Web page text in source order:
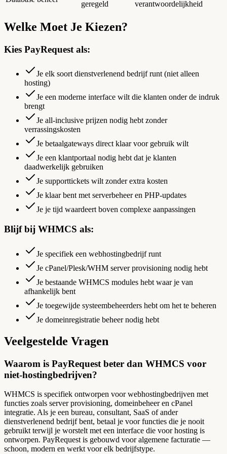
geregeld
verantwoordelijkheid
Welke Moet Je Kiezen?
Kies PayRequest als:
Je elk soort dienstverlenend bedrijf runt (niet alleen
hosting)
Je een moderne interface wilt die klanten onder de indruk
brengt
Je all-inclusive prijzen nodig hebt zonder
verrassingskosten
Je betaalgateways direct klaar voor gebruik wilt
Je een klantportaal nodig hebt dat je klanten
daadwerkelijk gebruiken
Je supporttickets wilt zonder extra kosten
Je klaar bent met serverbeheer en PHP-updates
Je je tijd waardeert boven complexe aanpassingen
Blijf bij WHMCS als:
Je specifiek een webhostingbedrijf runt
Je cPanel/Plesk/WHM server provisioning nodig hebt
Je bestaande WHMCS modules hebt waar je van
afhankelijk bent
Je toegewijde systeembeheerders hebt om het te beheren
Je domeinregistratie beheer nodig hebt
Veelgestelde Vragen
Waarom is PayRequest beter dan WHMCS voor
niet-hostingbedrijven?
WHMCS is specifiek ontworpen voor webhostingbedrijven met
functies zoals server provisioning, domeinbeheer en cPanel
integratie. Als je een bureau, consultant, SaaS of ander
dienstverlenend bedrijf bent, betaal je voor functies die je nooit
gebruikt terwijl je worstelt met een interface die voor hosting is
ontworpen. PayRequest is gebouwd voor algemene facturatie —
schoon, modern en werkt voor elk bedrijfstype.